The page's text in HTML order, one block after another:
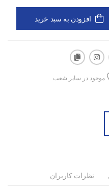
افزودن به سبد خرید
موجود در سایر شعب
نظرات کاربران